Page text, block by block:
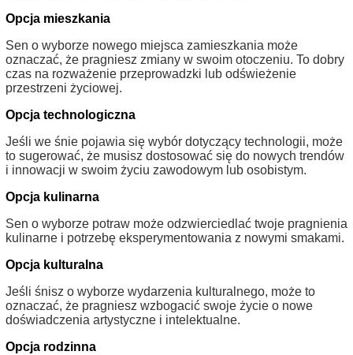
Opcja mieszkania
Sen o wyborze nowego miejsca zamieszkania może
oznaczać, że pragniesz zmiany w swoim otoczeniu. To dobry
czas na rozważenie przeprowadzki lub odświeżenie
przestrzeni życiowej.
Opcja technologiczna
Jeśli we śnie pojawia się wybór dotyczący technologii, może
to sugerować, że musisz dostosować się do nowych trendów
i innowacji w swoim życiu zawodowym lub osobistym.
Opcja kulinarna
Sen o wyborze potraw może odzwierciedlać twoje pragnienia
kulinarne i potrzebę eksperymentowania z nowymi smakami.
Opcja kulturalna
Jeśli śnisz o wyborze wydarzenia kulturalnego, może to
oznaczać, że pragniesz wzbogacić swoje życie o nowe
doświadczenia artystyczne i intelektualne.
Opcja rodzinna